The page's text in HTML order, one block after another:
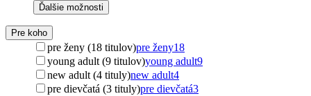
Ďalšie možnosti
Pre koho
pre ženy (18 titulov)pre ženy18
young adult (9 titulov)young adult9
new adult (4 tituly)new adult4
pre dievčatá (3 tituly)pre dievčatá3